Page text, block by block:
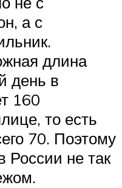
а с
длина
день в
160
то есть
70. Поэтому
России не так